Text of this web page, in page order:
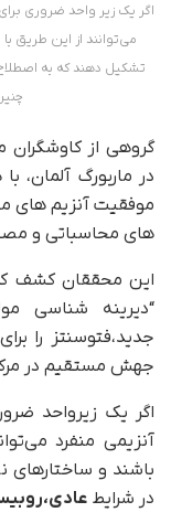
اگر یک زیر واحد ضروری
می‌توانند از این طریق
تشکیل دهند که به
گروهی از
در ماربورگ آلمان،
موفقیت آنزیم های
های محاسباتی و
این محققان کشف
“دیرینه شناسی
جدید،فتوسنتز را
جهش مستقیم در
اگر یک زیرواحد
آنزیمی منفرد
باشند و ساختارهای
در شرایط